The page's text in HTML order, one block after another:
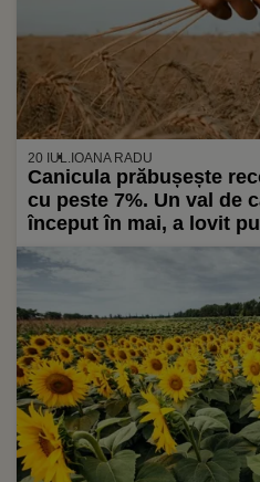
20 IUL. IOANA RADU
Canicula prăbușește
cu peste 7%. Un val de
început în mai, a lovit